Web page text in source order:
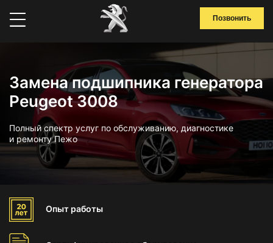
Позвонить
Замена подшипника генератора
Peugeot 3008
Полный спектр услуг по обслуживанию, диагностике
и ремонту Пежо
Опыт работы